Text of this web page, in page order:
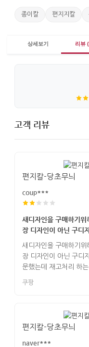
종이칼 편지지칼
상세보기 리뷰
고객 리뷰
편지칼-당초무늬
coup***
새디자인을 구매하기
장 디자인이 아닌 구디
새디자인을 구매하기
장 디자인이 아닌 구디
문했는데 재고처리 하
쿠팡
편지칼-당초무늬
naver***